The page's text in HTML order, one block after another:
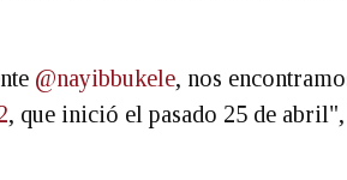
@nayibbukele, nos
, que inició el pasado 25 de